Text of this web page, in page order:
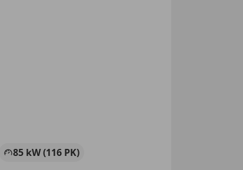
85 kW (116 PK)